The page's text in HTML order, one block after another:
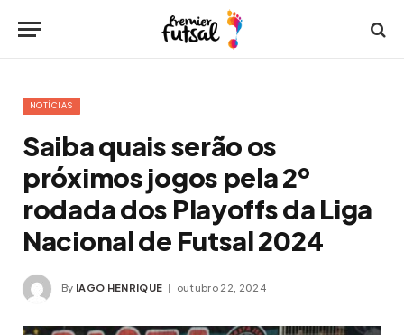
NOTÍCIAS
Saiba quais serão os
próximos jogos pela 2º
rodada dos Playoffs da Liga
Nacional de Futsal 2024
By IAGO HENRIQUE outubro 22, 2024